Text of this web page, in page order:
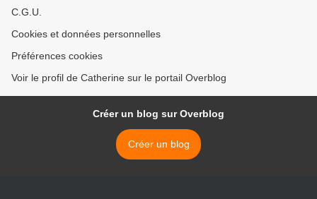
C.G.U.
Cookies et données personnelles
Préférences cookies
Voir le profil de Catherine sur le portail Overblog
Créer un blog sur Overblog
Créer un blog